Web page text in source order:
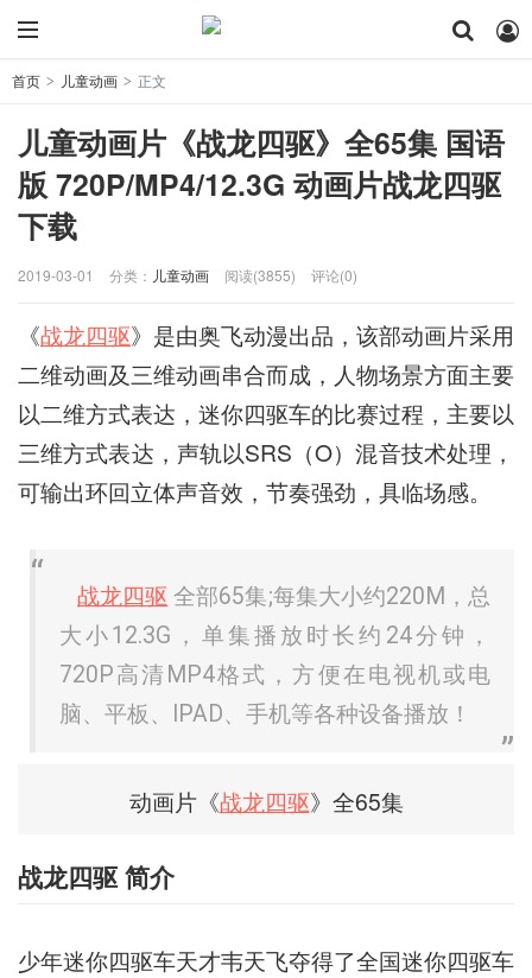
首页 > 儿童动画 > 正文
儿童动画片《战龙四驱》全65集 国语
版 720P/MP4/12.3G 动画片战龙四驱
下载
2019-03-01 分类： 儿童动画 阅读(3855) 评论(0)
《战龙四驱》是由奥飞动漫出品，该部动画片采用
二维动画及三维动画串合而成，人物场景方面主要
以二维方式表达，迷你四驱车的比赛过程，主要以
三维方式表达，声轨以SRS（O）混音技术处理，
可输出环回立体声音效，节奏强劲，具临场感。
战龙四驱 全部65集;每集大小约220M，总
大小12.3G，单集播放时长约24分钟，
720P高清MP4格式，方便在电视机或电
脑、平板、IPAD、手机等各种设备播放！
动画片《战龙四驱》全65集
战龙四驱 简介
少年迷你四驱车天才韦天飞夺得了全国迷你四驱车